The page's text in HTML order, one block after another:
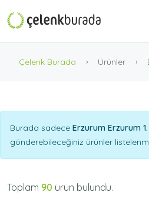
Çelenk Burada Ürünler
Burada sadece Erzurum Erzurum 1.
gönderebileceğiniz ürünler
Toplam 90 ürün bulundu.